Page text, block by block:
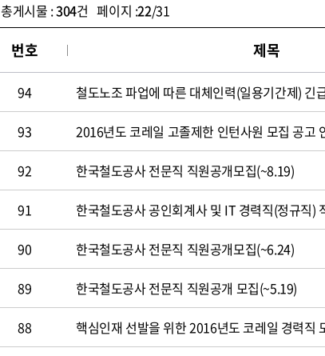
총게시물 :304건 페이지 :22/31
번호 제목
94 철도노조 파업에 따른 대체인력(일용기간제) 긴
93 2016년도 코레일 고졸제한 인턴사원 모집 공고
92 한국철도공사 전문직 직원공개모집(~8.19)
91 한국철도공사 공인회계사 및 IT 경력직(정규직)
90 한국철도공사 전문직 직원공개모집(~6.24)
89 한국철도공사 전문직 직원공개 모집(~5.19)
88 핵심인재 선발을 위한 2016년도 코레일 경력직